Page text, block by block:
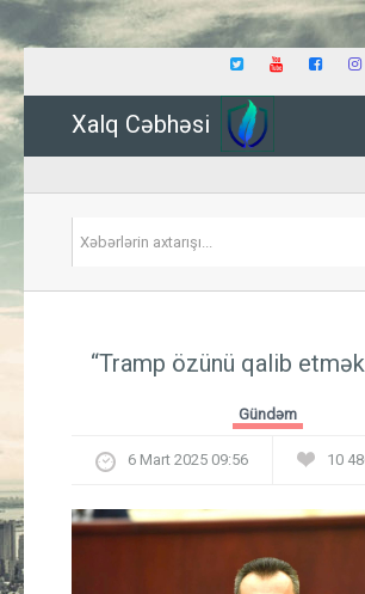
Xalq Cəbhəsi
“Tramp özünü qalib
Gündəm
6 Mart 2025 09:56 10